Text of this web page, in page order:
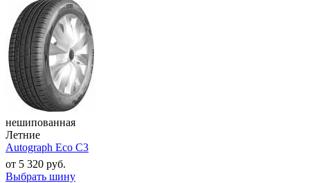
нешипованная
Летние
Autograph Eco C3
от 5 320 руб.
Выбрать шину